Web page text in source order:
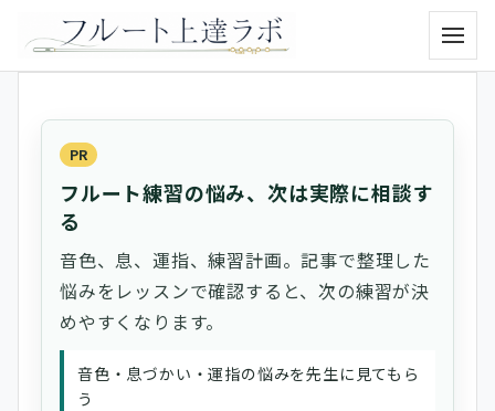
メニ
PR
フルート練習の悩み、次は実際に相談す
る
音色、息、運指、練習計画。記事で整理した
悩みをレッスンで確認すると、次の練習が決
めやすくなります。
音色・息づかい・運指の悩みを先生に見てもら
う